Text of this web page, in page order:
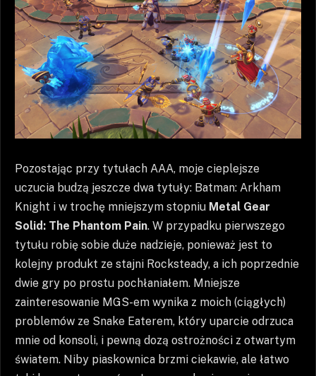
Pozostając przy tytułach AAA, moje cieplejsze
uczucia budzą jeszcze dwa tytuły: Batman: Arkham
Knight i w trochę mniejszym stopniu Metal Gear
Solid: The Phantom Pain. W przypadku pierwszego
tytułu robię sobie duże nadzieje, ponieważ jest to
kolejny produkt ze stajni Rocksteady, a ich poprzednie
dwie gry po prostu pochłaniałem. Mniejsze
zainteresowanie MGS-em wynika z moich (ciągłych)
problemów ze Snake Eaterem, który uparcie odrzuca
mnie od konsoli, i pewną dozą ostrożności z otwartym
światem. Niby piaskownica brzmi ciekawie, ale łatwo